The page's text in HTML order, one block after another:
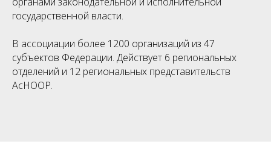
государственной власти.
В ассоциации более 1200 организаций из 47
субъектов Федерации. Действует 6 региональных
отделений и 12 региональных представительств
АсНООР.